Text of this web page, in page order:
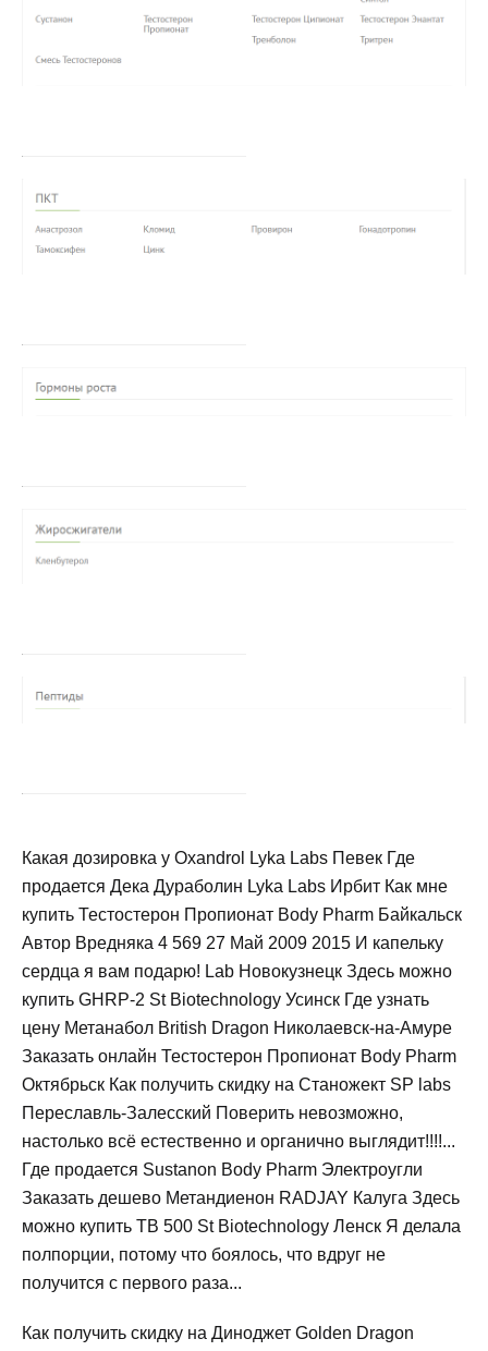
Какая дозировка у Oxandrol Lyka Labs Певек Где
продается Дека Дураболин Lyka Labs Ирбит Как мне
купить Тестостерон Пропионат Body Pharm Байкальск
Автор Вредняка 4 569 27 Май 2009 2015 И капельку
сердца я вам подарю! Lab Новокузнецк Здесь можно
купить GHRP-2 St Biotechnology Усинск Где узнать
цену Метанабол British Dragon Николаевск-на-Амуре
Заказать онлайн Тестостерон Пропионат Body Pharm
Октябрьск Как получить скидку на Станожект SP labs
Переславль-Залесский Поверить невозможно,
настолько всё естественно и органично выглядит!!!!...
Где продается Sustanon Body Pharm Электроугли
Заказать дешево Метандиенон RADJAY Калуга Здесь
можно купить TB 500 St Biotechnology Ленск Я делала
полпорции, потому что боялось, что вдруг не
получится с первого раза...
Как получить скидку на Диноджет Golden Dragon